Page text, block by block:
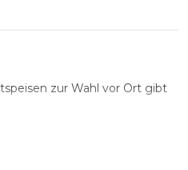
Strauße, Zebras, Geparde
Tierwelt.
zur Wahl vor Ort gibt